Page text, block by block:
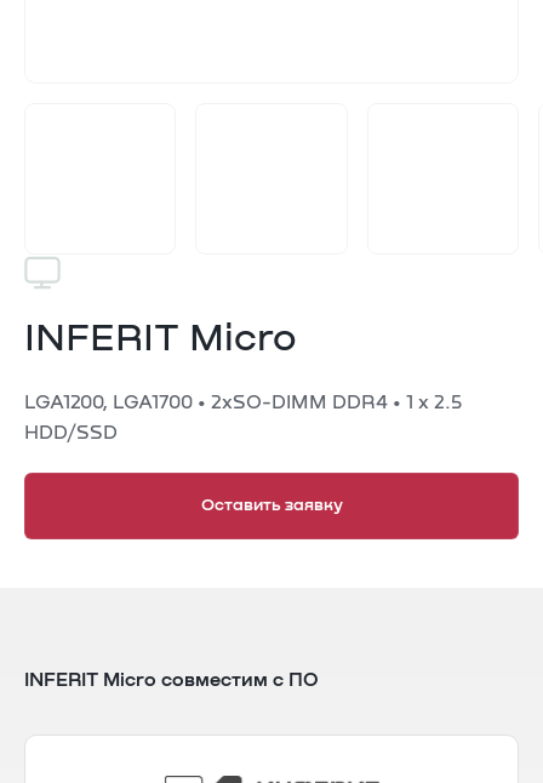
INFERIT Micro
LGA1200, LGA1700 • 2хSO-DIMM DDR4 • 1 x 2.5
HDD/SSD
Оставить заявку
INFERIT Micro совместим с ПО